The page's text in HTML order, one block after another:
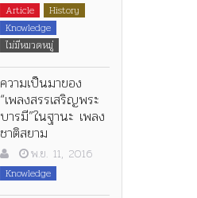
Article
History
Knowledge
ไม่มีหมวดหมู่
ความเป็นมาของ
“เพลงสรรเสริญพระ
บารมี”ในฐานะ เพลง
ชาติสยาม
พ.ย. 11, 2016
Knowledge